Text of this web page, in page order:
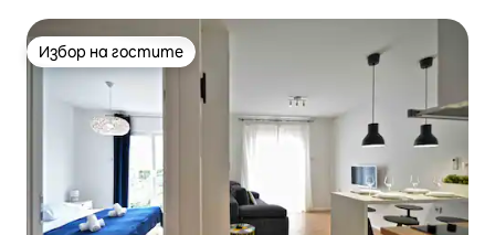
Избор на гостите
Избор на гостите